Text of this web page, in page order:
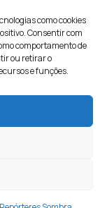
como cookies
Consentir com
comportamento de
ou retirar o
e funções.